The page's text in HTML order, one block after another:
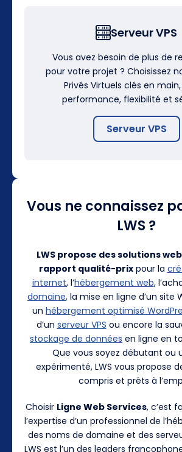
Serveur VPS
Vous avez besoin de plus de
pour votre projet ? Choisissez
Privés Virtuels clés en
performance, flexibilité et
Serveur VPS
Vous ne connaissez
LWS ?
LWS propose des solutions
rapport qualité-prixpour la
internet, l’hébergement web,
domaine, la mise en ligne d’un site
un hébergement optimisé
d’un serveur VPS ou encore la
stockage de données en ligne en
Que vous soyez débutant ou
expérimenté, LWS vous propose
compris et prêts à
Choisir Ligne Web Services, c’est
l’expertise d’un professionnel de
des noms de domaine et des
LWS est l’un des leaders